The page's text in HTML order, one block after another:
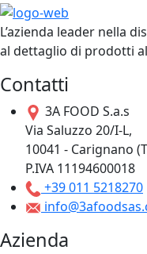
L’azienda leader nella
al dettaglio di prodotti
Contatti
3A FOOD S.a.s
Via Saluzzo 20/I-L,
10041 - Carignano
P.IVA 11194600018
+39 011 5218270
Azienda